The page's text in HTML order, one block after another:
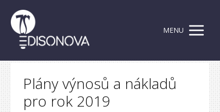
MENU
Plány výnosů a nákladů
pro rok 2019